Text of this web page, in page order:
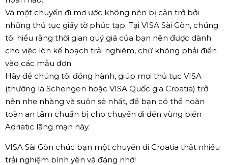
Và một chuyến đi mơ ước không nên bị cản trở bởi
những thủ tục giấy tờ phức tạp. Tại VISA Sài Gòn, chúng
tôi hiểu rằng thời gian quý giá của bạn nên được dành
cho việc lên kế hoạch trải nghiệm, chứ không phải điền
vào các mẫu đơn.
Hãy để chúng tôi đồng hành, giúp mọi thủ tục VISA
(thường là Schengen hoặc VISA Quốc gia Croatia) trở
nên nhẹ nhàng và suôn sẻ nhất, để bạn có thể hoàn
toàn an tâm chuẩn bị cho chuyến đi đến vùng biển
Adriatic lãng mạn này.
VISA Sài Gòn chúc bạn một chuyến đi Croatia thật nhiều
trải nghiệm bình yên và đáng nhớ!